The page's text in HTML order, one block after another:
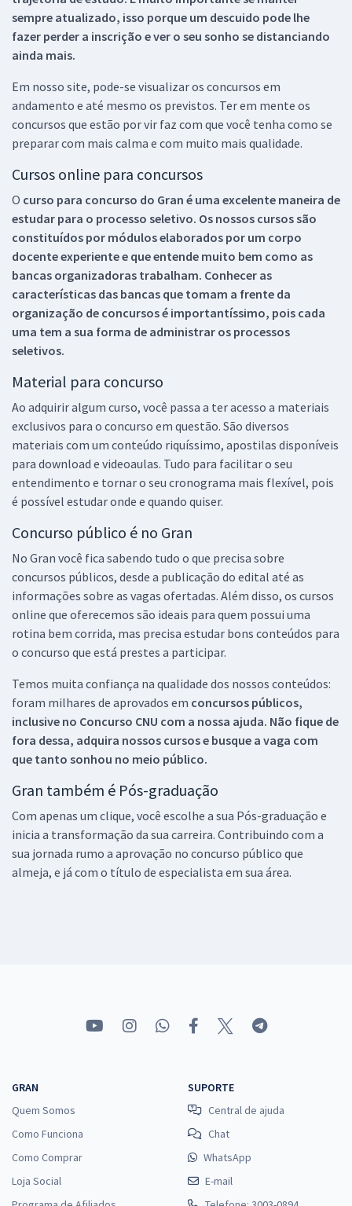
sempre atualizado, isso porque um descuido pode lhe
fazer perder a inscrição e ver o seu sonho se distanciando
ainda mais.
Em nosso site, pode-se visualizar os concursos em
andamento e até mesmo os previstos. Ter em mente os
concursos que estão por vir faz com que você tenha como se
preparar com mais calma e com muito mais qualidade.
Cursos online para concursos
O curso para concurso do Gran é uma excelente maneira de
estudar para o processo seletivo. Os nossos cursos são
constituídos por módulos elaborados por um corpo
docente experiente e que entende muito bem como as
bancas organizadoras trabalham. Conhecer as
características das bancas que tomam a frente da
organização de concursos é importantíssimo, pois cada
uma tem a sua forma de administrar os processos
seletivos.
Material para concurso
Ao adquirir algum curso, você passa a ter acesso a materiais
exclusivos para o concurso em questão. São diversos
materiais com um conteúdo riquíssimo, apostilas disponíveis
para download e videoaulas. Tudo para facilitar o seu
entendimento e tornar o seu cronograma mais flexível, pois
é possível estudar onde e quando quiser.
Concurso público é no Gran
No Gran você fica sabendo tudo o que precisa sobre
concursos públicos, desde a publicação do edital até as
informações sobre as vagas ofertadas. Além disso, os cursos
online que oferecemos são ideais para quem possui uma
rotina bem corrida, mas precisa estudar bons conteúdos para
o concurso que está prestes a participar.
Temos muita confiança na qualidade dos nossos conteúdos:
foram milhares de aprovados em concursos públicos,
inclusive no Concurso CNU com a nossa ajuda. Não fique de
fora dessa, adquira nossos cursos e busque a vaga com
que tanto sonhou no meio público.
Gran também é Pós-graduação
Com apenas um clique, você escolhe a sua Pós-graduação e
inicia a transformação da sua carreira. Contribuindo com a
sua jornada rumo a aprovação no concurso público que
almeja, e já com o título de especialista em sua área.
GRAN
Quem Somos
Como Funciona
Como Comprar
Loja Social
SUPORTE
Central de ajuda
Chat
WhatsApp
E-mail